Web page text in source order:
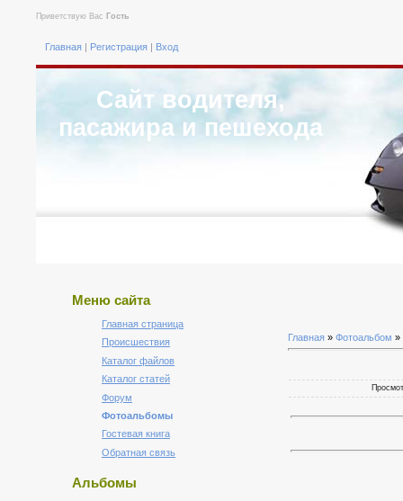
Приветствую Вас Гость
Главная | Регистрация | Вход
Сайт водителя,
пасажира и пешехода
Меню сайта
Главная страница
Происшествия
Каталог файлов
Каталог статей
Форум
Фотоальбомы
Гостевая книга
Обратная связь
Альбомы
Главная » Фотоальбом »